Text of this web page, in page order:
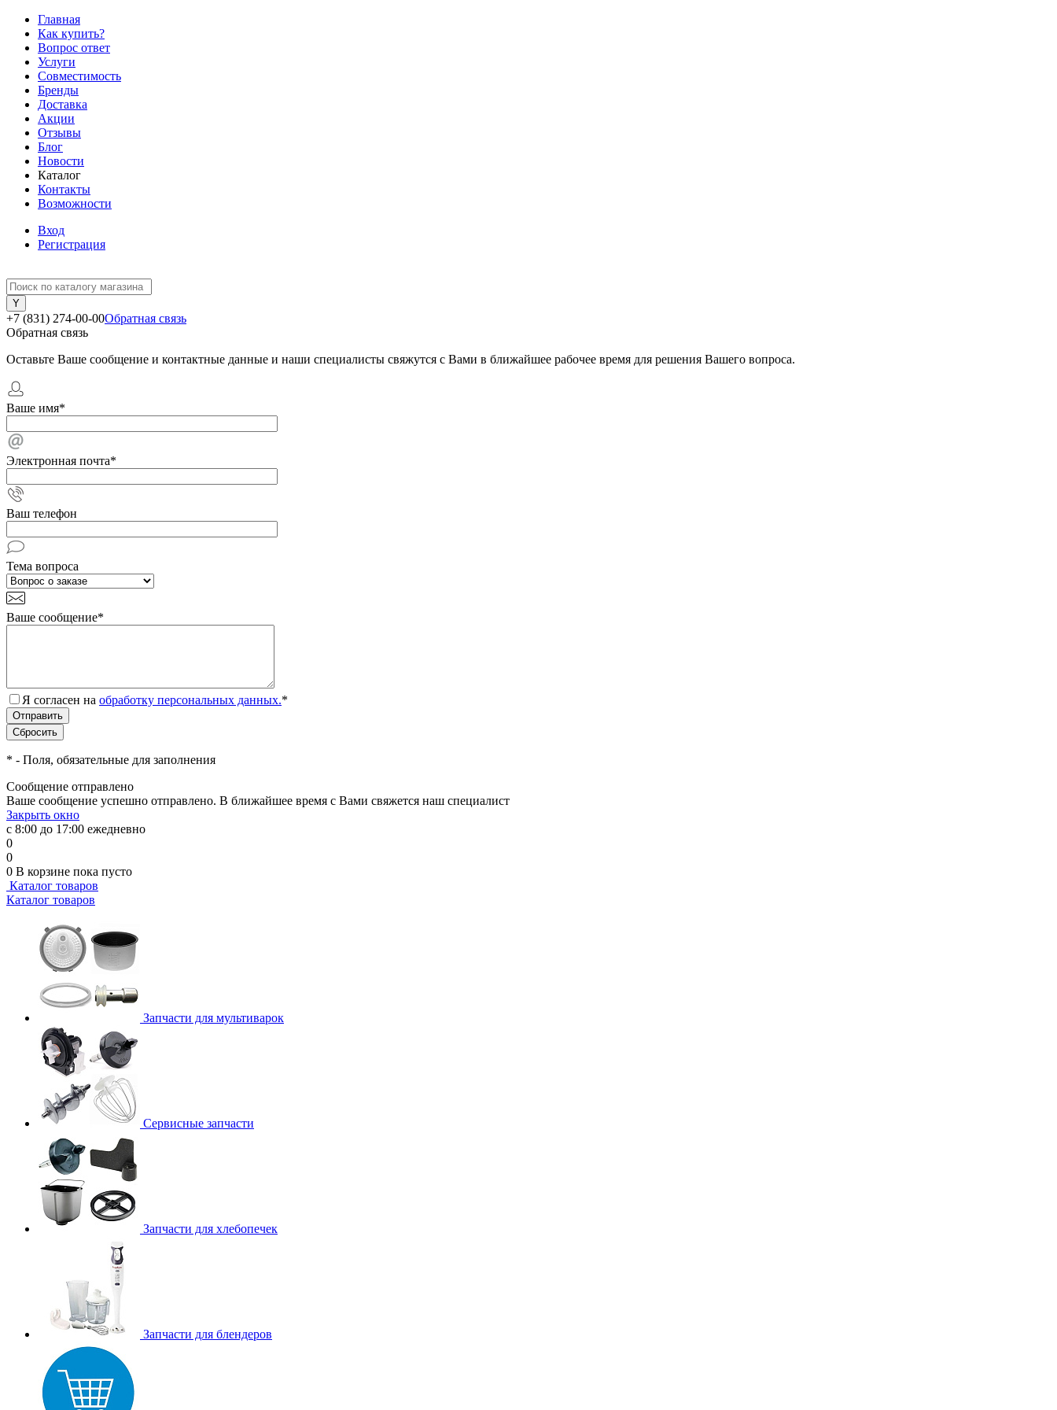
Главная
Как купить?
Вопрос ответ
Услуги
Совместимость
Бренды
Доставка
Акции
Отзывы
Блог
Новости
Каталог
Контакты
Возможности
Вход
Регистрация
+7 (831) 274-00-00Обратная связь
Обратная связь
Оставьте Ваше сообщение и контактные данные и наши специалисты свяжутся с Вами в ближайшее рабочее время для решения Вашего вопроса.
Ваше имя*
Электронная почта*
Ваш телефон
Тема вопроса
Ваше сообщение*
Я согласен на обработку персональных данных.*
* - Поля, обязательные для заполнения
Сообщение отправлено
Ваше сообщение успешно отправлено. В ближайшее время с Вами свяжется наш специалист
Закрыть окно
с 8:00 до 17:00 ежедневно
0
0
0 В корзине пока пусто
Каталог товаров
Каталог товаров
Запчасти для мультиварок
Сервисные запчасти
Запчасти для хлебопечек
Запчасти для блендеров